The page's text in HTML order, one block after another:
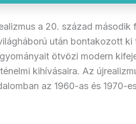
a 20. század második
után bontakozott ki
ötvözi modern
kihívásaira. Az
az 1960-as és 1970-